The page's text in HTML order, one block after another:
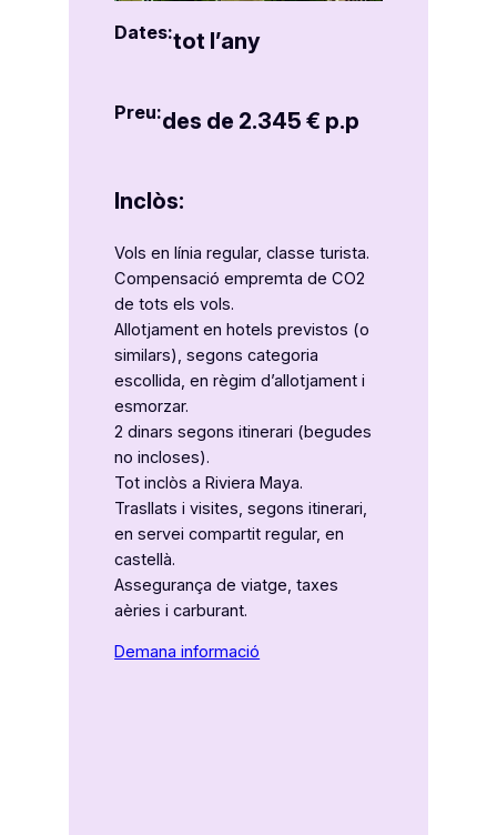
Dates:tot l’any
Preu:des de 2.345 € p.p
Inclòs:
Vols en línia regular, classe turista.
Compensació empremta de CO2
de tots els vols.
Allotjament en hotels previstos (o
similars), segons categoria
escollida, en règim d’allotjament i
esmorzar.
2 dinars segons itinerari (begudes
no incloses).
Tot inclòs a Riviera Maya.
Trasllats i visites, segons itinerari,
en servei compartit regular, en
castellà.
Assegurança de viatge, taxes
aèries i carburant.
Demana informació